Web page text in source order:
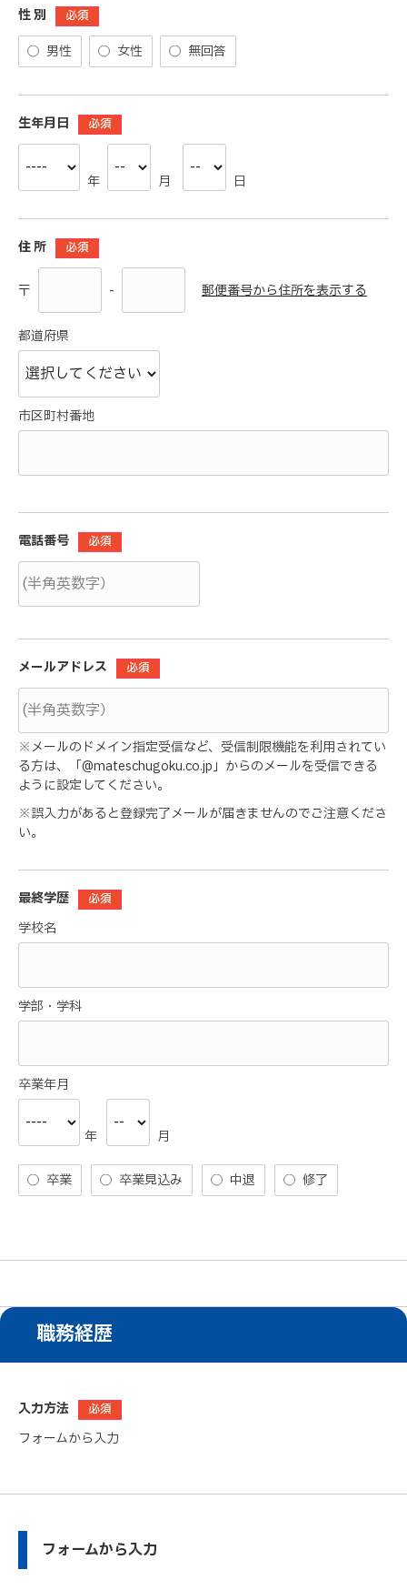
性 別 必須
男性 女性 無回答
生年月日 必須
年 月 日
住 所 必須
〒 - 郵便番号から住所を表示する
都道府県
市区町村番地
電話番号 必須
メールアドレス 必須
※メールのドメイン指定受信など、受信制限機能を利用されてい
る方は、「@mateschugoku.co.jp」からのメールを受信できる
ように設定してください。
※誤入力があると登録完了メールが届きませんのでご注意くださ
い。
最終学歴 必須
学校名
学部・学科
卒業年月
年 月
卒業 卒業見込み 中退 修了
職務経歴
入力方法 必須
フォームから入力
フォームから入力